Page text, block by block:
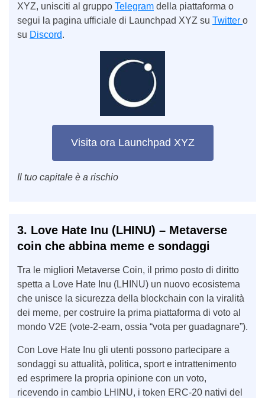
XYZ, unisciti al gruppo Telegram della piattaforma o
segui la pagina ufficiale di Launchpad XYZ su Twitter o
su Discord.
Visita ora Launchpad XYZ
Il tuo capitale è a rischio
3. Love Hate Inu (LHINU) – Metaverse
coin che abbina meme e sondaggi
Tra le migliori Metaverse Coin, il primo posto di diritto
spetta a Love Hate Inu (LHINU) un nuovo ecosistema
che unisce la sicurezza della blockchain con la viralità
dei meme, per costruire la prima piattaforma di voto al
mondo V2E (vote-2-earn, ossia “vota per guadagnare”).
Con Love Hate Inu gli utenti possono partecipare a
sondaggi su attualità, politica, sport e intrattenimento
ed esprimere la propria opinione con un voto,
ricevendo in cambio LHINU, i token ERC-20 nativi del